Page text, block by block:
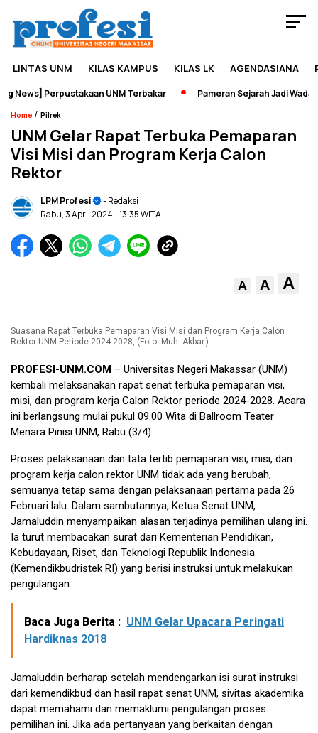
LINTAS UNM KILAS KAMPUS KILAS LK AGENDASIANA
Perpustakaan UNM Terbakar Pameran Sejarah Jadi Wadah
Home / Pilrek
UNM Gelar Rapat Terbuka Pemaparan
Visi Misi dan Program Kerja Calon
Rektor
LPM Profesi
- Redaksi
Rabu, 3 April 2024- 13:35 WITA
A A A
Suasana Rapat Terbuka Pemaparan Visi Misi dan Program Kerja Calon
Rektor UNM Periode 2024-2028, (Foto: Muh. Akbar.)
PROFESI-UNM.COM – Universitas Negeri Makassar (UNM)
kembali melaksanakan rapat senat terbuka pemaparan visi,
misi, dan program kerja Calon Rektor periode 2024-2028. Acara
ini berlangsung mulai pukul 09.00 Wita di Ballroom Teater
Menara Pinisi UNM, Rabu (3/4).
Proses pelaksanaan dan tata tertib pemaparan visi, misi, dan
program kerja calon rektor UNM tidak ada yang berubah,
semuanya tetap sama dengan pelaksanaan pertama pada 26
Februari lalu. Dalam sambutannya, Ketua Senat UNM,
Jamaluddin menyampaikan alasan terjadinya pemilihan ulang ini.
Ia turut membacakan surat dari Kementerian Pendidikan,
Kebudayaan, Riset, dan Teknologi Republik Indonesia
(Kemendikbudristek RI) yang berisi instruksi untuk melakukan
pengulangan.
Baca Juga Berita : UNM Gelar Upacara Peringati
Hardiknas 2018
Jamaluddin berharap setelah mendengarkan isi surat instruksi
dari kemendikbud dan hasil rapat senat UNM, sivitas akademika
dapat memahami dan memaklumi pengulangan proses
pemilihan ini. Jika ada pertanyaan yang berkaitan dengan